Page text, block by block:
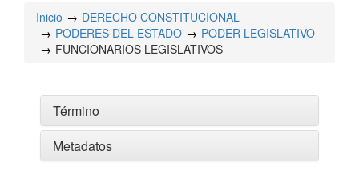
Inicio
DERECHO CONSTITUCIONAL
PODERES DEL ESTADO
PODER LEGISLATIVO
FUNCIONARIOS LEGISLATIVOS
Término
Metadatos